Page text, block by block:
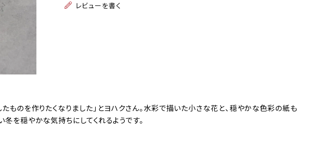
レビューを書く
ものを作りたくなりました」とヨハクさん。水彩で描いた小さな花と、穏やかな色彩の紙も
を穏やかな気持ちにしてくれるようです。